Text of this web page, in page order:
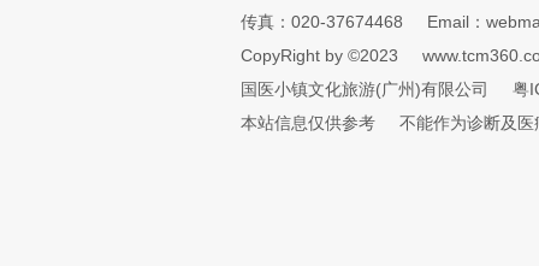
传真：020-37674468
Email：
CopyRight by ©2023
国医小镇文化旅游(广州)有限公司
粤
本站信息仅供参考
不能作为诊断及医